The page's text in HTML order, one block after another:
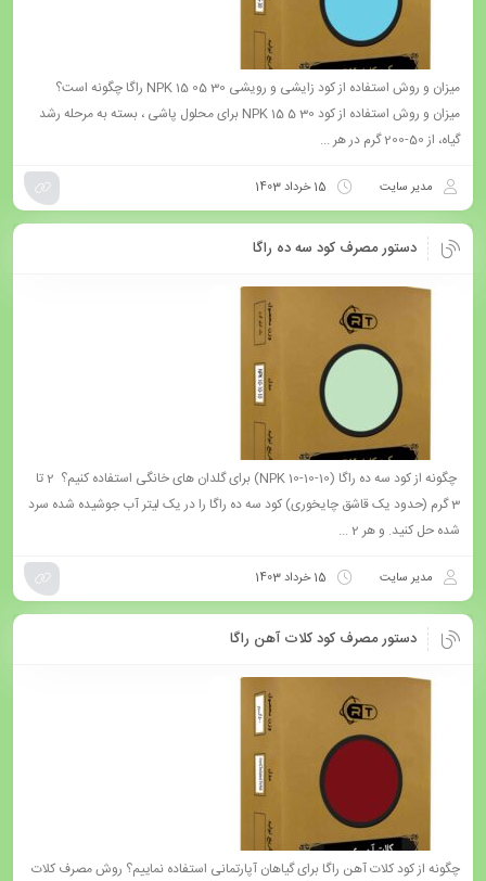
میزان و روش استفاده از کود زایشی و رویشی NPK 15 05 30 راگا چگونه است؟
میزان و روش استفاده از کود 30 5 15 NPK برای محلول پاشی ، بسته به مرحله رشد
گیاه، از 50-200 گرم در هر ...
مدیر سایت 15 خرداد 1403
دستور مصرف کود سه ده راگا
چگونه از کود سه ده راگا (10-10-10 NPK) برای گلدان های خانگی استفاده کنیم؟ 2 تا
3 گرم (حدود یک قاشق چایخوری) کود سه ده راگا را در یک لیتر آب جوشیده شده سرد
شده حل کنید. و هر 2 ...
مدیر سایت 15 خرداد 1403
دستور مصرف کود کلات آهن راگا
چگونه از کود کلات آهن راگا برای گیاهان آپارتمانی استفاده نماییم؟ روش مصرف کلات